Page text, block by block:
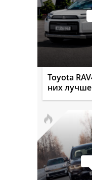
Toyota
них